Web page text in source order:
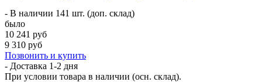
- В наличии 141 шт. (доп. склад)
было
10 241 руб
9 310 руб
Позвонить и купить
- Доставка 1-2 дня
При условии товара в наличии (осн. склад).